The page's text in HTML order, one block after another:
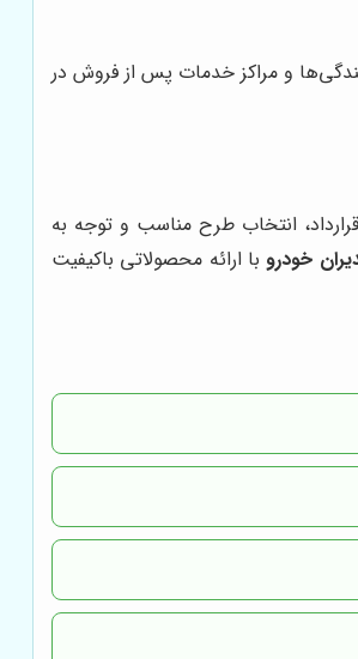
و مراکز خدمات پس از فروش در
انتخاب طرح مناسب و توجه به
خودرو با ارائه محصولاتی باکیفیت